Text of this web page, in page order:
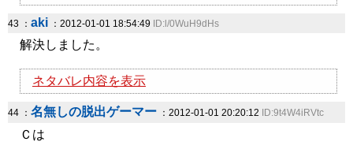
43 ： aki ：2012-01-01 18:54:49 ID:l/0WuH9dHs
解決しました。
ネタバレ内容を表示
44 ： 名無しの脱出ゲーマー ：2012-01-01 20:20:12 ID:9t4W4iRVtc
Ｃは